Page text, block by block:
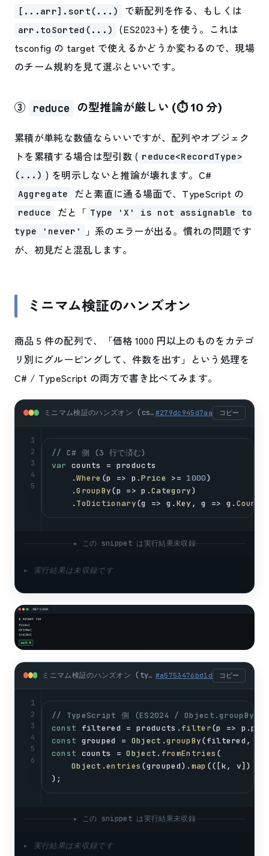
[...arr].sort(...) で新配列を作る、もしくは
arr.toSorted(...)
(ES2023+) を使う。これは
tsconfig の target で使えるかどうか変わるので、現場
のチーム規約を見て選ぶといいです。
③ reduce の型推論が厳しい (⏱ 10 分)
累積が単純な数値ならいいですが、配列やオブジェク
トを累積する場合は型引数 ( reduce<RecordType>
(...) ) を明示しないと推論が壊れます。C#
Aggregate だと素直に通る場面で、TypeScript の
reduce だと「 Type 'X' is not assignable to
type 'never'
」系のエラーが出る。慣れの問題です
が、初見だと混乱します。
ミニマム検証のハンズオン
商品 5 件の配列で、「価格 1000 円以上のものをカテゴ
リ別にグルーピングして、件数を出す」という処理を
C# / TypeScript の両方で書き比べてみます。
ミニマム検証のハンズオン (csharp) #279dc945d7aa コピー
1
2
3
4
5
// C# 側 (3 行で済む)
var counts = products
    .
Where (p => p .Price >= 1000)
    .
GroupBy(p => p .Category)
    .
ToDictionary(g => g . Key , g => g . Count
▸ この snippet は実行結果未収録
▸ 実行結果は未収録です
ミニマム検証のハンズオン (typescript) #a5753476bd1d コピー
1
2
3
4
5
6
// TypeScript 側 (ES2024 / Object.groupBy 使
const
filtered = products . filter(p => p .
const grouped = Object .groupBy(filtered ,
const counts = Object . fromEntries (
Object .entries (grouped). map (([k, v])
);
▸ この snippet は実行結果未収録
▸ 実行結果は未収録です